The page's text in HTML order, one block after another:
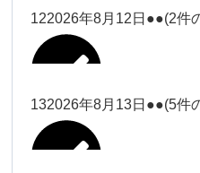
関谷
関谷
院長
関谷（17-
19時）
武井(9時ー18時)
武井
武井
小林
関谷（17-
Close
関谷（17-19時）
松本（9時ー18時）
2026年8月7日
小林
Close Close
2026年8月8日
Close Close
塩川
小林
塩川（9時
Close Close
塩川（9時ー18時）
122026年8月12日 ●●(2件
塩川
132026年8月13日 ●●(5件